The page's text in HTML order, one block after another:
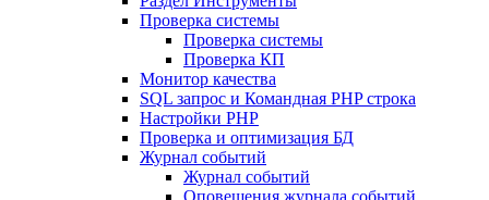
Проверка системы
Проверка системы
Проверка КП
Монитор качества
SQL запрос и Командная PHP строка
Настройки PHP
Проверка и оптимизация БД
Журнал событий
Журнал событий
Оповещения журнала событий